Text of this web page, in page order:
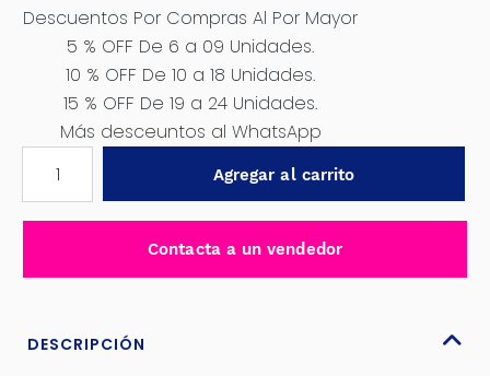
Descuentos Por Compras Al Por Mayor
5 % OFF De 6 a 09 Unidades.
10 % OFF De 10 a 18 Unidades.
15 % OFF De 19 a 24 Unidades.
Más desceuntos al WhatsApp
CROMADO
FARO
2016
Agregar al carrito
Contacta a un vendedor
DESCRIPCIÓN